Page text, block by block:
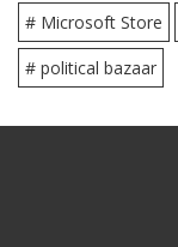
# Microsoft Store
# political bazaar